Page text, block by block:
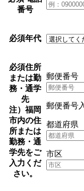
番号
必須年代
必須住所
または勤
務・通学
先
注）福岡
市内の住
所または
勤務・通
学先をご
入力くだ
さい。
郵便番号
郵便番号
都道府県
市区